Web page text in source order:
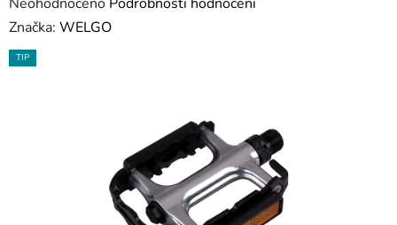
hodnocení
produktu
Značka: WELGO
TIP